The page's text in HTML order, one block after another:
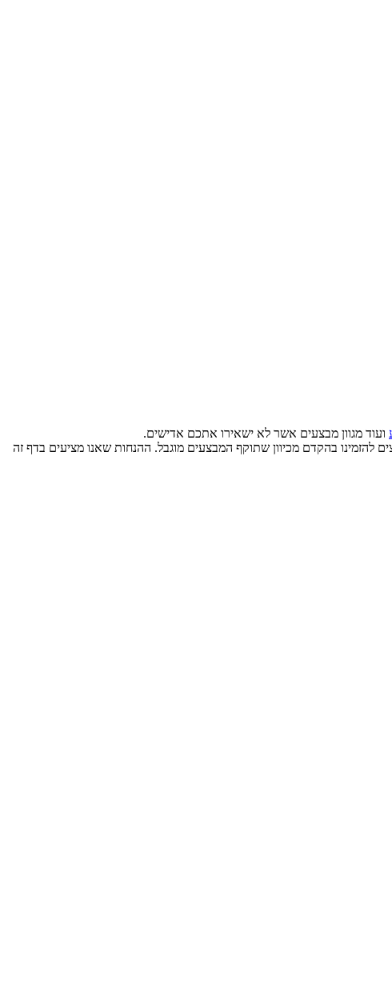
ועוד מגוון מבצעים אשר לא ישאירו אתכם אדישים.
כלשהו, אנו ממליצים להזמינו בהקדם מכיוון שתוקף המבצעים מוגבל. ההנחות שאנו מציעים בדף זה